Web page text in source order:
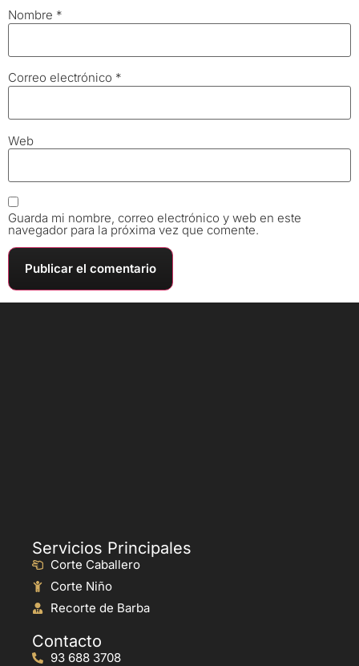
Nombre *
Correo electrónico *
Web
Guarda mi nombre, correo electrónico y web en este
navegador para la próxima vez que comente.
Servicios Principales
Corte Caballero
Corte Niño
Recorte de Barba
Contacto
93 688 3708